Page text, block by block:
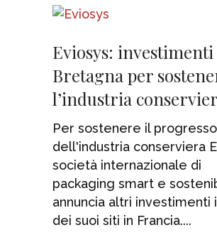
Eviosys:
Bretagna per
l’industria
Per sostenere il progresso
dell'industria conserviera
società internazionale di
packaging smart e
annuncia altri investimenti
dei suoi siti in Francia.